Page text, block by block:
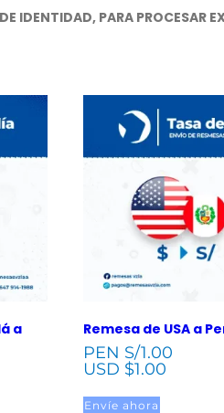
IDENTIDAD, PARA PROCESAR
a
Remesa de USA a
PEN S/1.00
USD $1.00
Envíe ahora